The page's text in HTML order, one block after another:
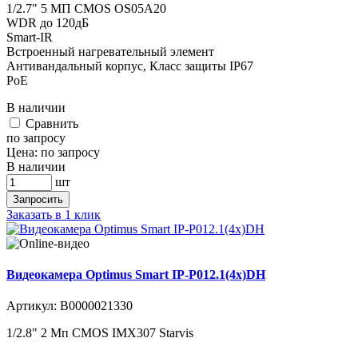
1/2.7" 5 МП CMOS OS05A20
WDR до 120дБ
Smart-IR
Встроенный нагревательный элемент
Антивандальный корпус, Класс защиты IР67
PoE
В наличии
Cравнить
по запросу
Цена: по запросу
В наличии
шт
Запросить
Заказать в 1 клик
Видеокамера Optimus Smart IP-P012.1(4x)DH
Артикул: В0000021330
1/2.8" 2 Мп CMOS IMX307 Starvis